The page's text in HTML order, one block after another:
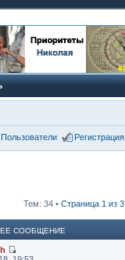
Пользователи Регистрация
Тем: 34 • Страница 1 из 3
СООБЩЕНИЕ